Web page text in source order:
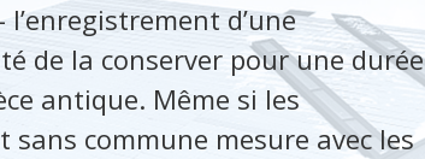
d’une
de la conserver pour une durée
antique. Même si les
commune mesure avec les